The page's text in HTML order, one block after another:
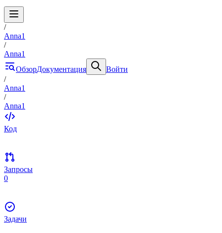
/
Anna1
/
Anna1
ОбзорДокументация
Войти
/
Anna1
/
Anna1
Код
Запросы
0
Задачи